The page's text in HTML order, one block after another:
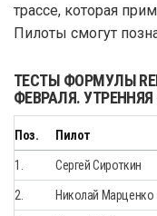
трассе, которая
Пилоты смогут
ТЕСТЫ ФОРМУЛЫ
ФЕВРАЛЯ.
Поз. Пилот
1. Сергей Сироткин
2. Николай Марценко